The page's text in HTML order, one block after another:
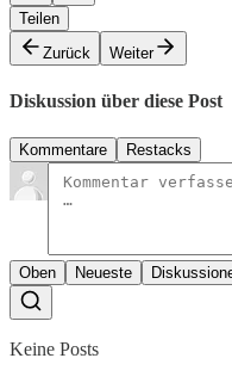
Teilen
Zurück
Weiter
Diskussion über diese Post
Kommentare Restacks
Oben Neueste
Keine Posts